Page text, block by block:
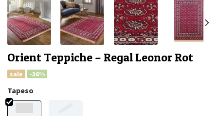
Orient Teppiche – Regal Leonor Rot
sale -36%
Tapeso